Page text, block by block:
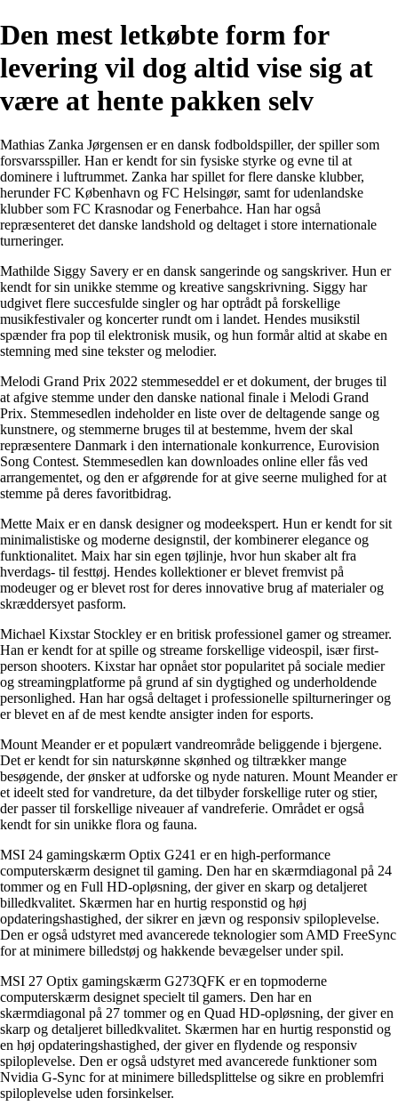
Den mest letkøbte form for
levering vil dog altid vise sig at
være at hente pakken selv
Mathias Zanka Jørgensen er en dansk fodboldspiller, der spiller som
forsvarsspiller. Han er kendt for sin fysiske styrke og evne til at
dominere i luftrummet. Zanka har spillet for flere danske klubber,
herunder FC København og FC Helsingør, samt for udenlandske
klubber som FC Krasnodar og Fenerbahce. Han har også
repræsenteret det danske landshold og deltaget i store internationale
turneringer.
Mathilde Siggy Savery er en dansk sangerinde og sangskriver. Hun er
kendt for sin unikke stemme og kreative sangskrivning. Siggy har
udgivet flere succesfulde singler og har optrådt på forskellige
musikfestivaler og koncerter rundt om i landet. Hendes musikstil
spænder fra pop til elektronisk musik, og hun formår altid at skabe en
stemning med sine tekster og melodier.
Melodi Grand Prix 2022 stemmeseddel er et dokument, der bruges til
at afgive stemme under den danske national finale i Melodi Grand
Prix. Stemmesedlen indeholder en liste over de deltagende sange og
kunstnere, og stemmerne bruges til at bestemme, hvem der skal
repræsentere Danmark i den internationale konkurrence, Eurovision
Song Contest. Stemmesedlen kan downloades online eller fås ved
arrangementet, og den er afgørende for at give seerne mulighed for at
stemme på deres favoritbidrag.
Mette Maix er en dansk designer og modeekspert. Hun er kendt for sit
minimalistiske og moderne designstil, der kombinerer elegance og
funktionalitet. Maix har sin egen tøjlinje, hvor hun skaber alt fra
hverdags- til festtøj. Hendes kollektioner er blevet fremvist på
modeuger og er blevet rost for deres innovative brug af materialer og
skræddersyet pasform.
Michael Kixstar Stockley er en britisk professionel gamer og streamer.
Han er kendt for at spille og streame forskellige videospil, især first-
person shooters. Kixstar har opnået stor popularitet på sociale medier
og streamingplatforme på grund af sin dygtighed og underholdende
personlighed. Han har også deltaget i professionelle spilturneringer og
er blevet en af de mest kendte ansigter inden for esports.
Mount Meander er et populært vandreområde beliggende i bjergene.
Det er kendt for sin naturskønne skønhed og tiltrækker mange
besøgende, der ønsker at udforske og nyde naturen. Mount Meander er
et ideelt sted for vandreture, da det tilbyder forskellige ruter og stier,
der passer til forskellige niveauer af vandreferie. Området er også
kendt for sin unikke flora og fauna.
MSI 24 gamingskærm Optix G241 er en high-performance
computerskærm designet til gaming. Den har en skærmdiagonal på 24
tommer og en Full HD-opløsning, der giver en skarp og detaljeret
billedkvalitet. Skærmen har en hurtig responstid og høj
opdateringshastighed, der sikrer en jævn og responsiv spiloplevelse.
Den er også udstyret med avancerede teknologier som AMD FreeSync
for at minimere billedstøj og hakkende bevægelser under spil.
MSI 27 Optix gamingskærm G273QFK er en topmoderne
computerskærm designet specielt til gamers. Den har en
skærmdiagonal på 27 tommer og en Quad HD-opløsning, der giver en
skarp og detaljeret billedkvalitet. Skærmen har en hurtig responstid og
en høj opdateringshastighed, der giver en flydende og responsiv
spiloplevelse. Den er også udstyret med avancerede funktioner som
Nvidia G-Sync for at minimere billedsplittelse og sikre en problemfri
spiloplevelse uden forsinkelser.